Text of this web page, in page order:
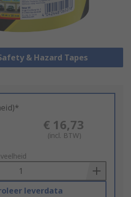
& Hazard Tapes
€ 16,73
(incl. BTW)
leverdata